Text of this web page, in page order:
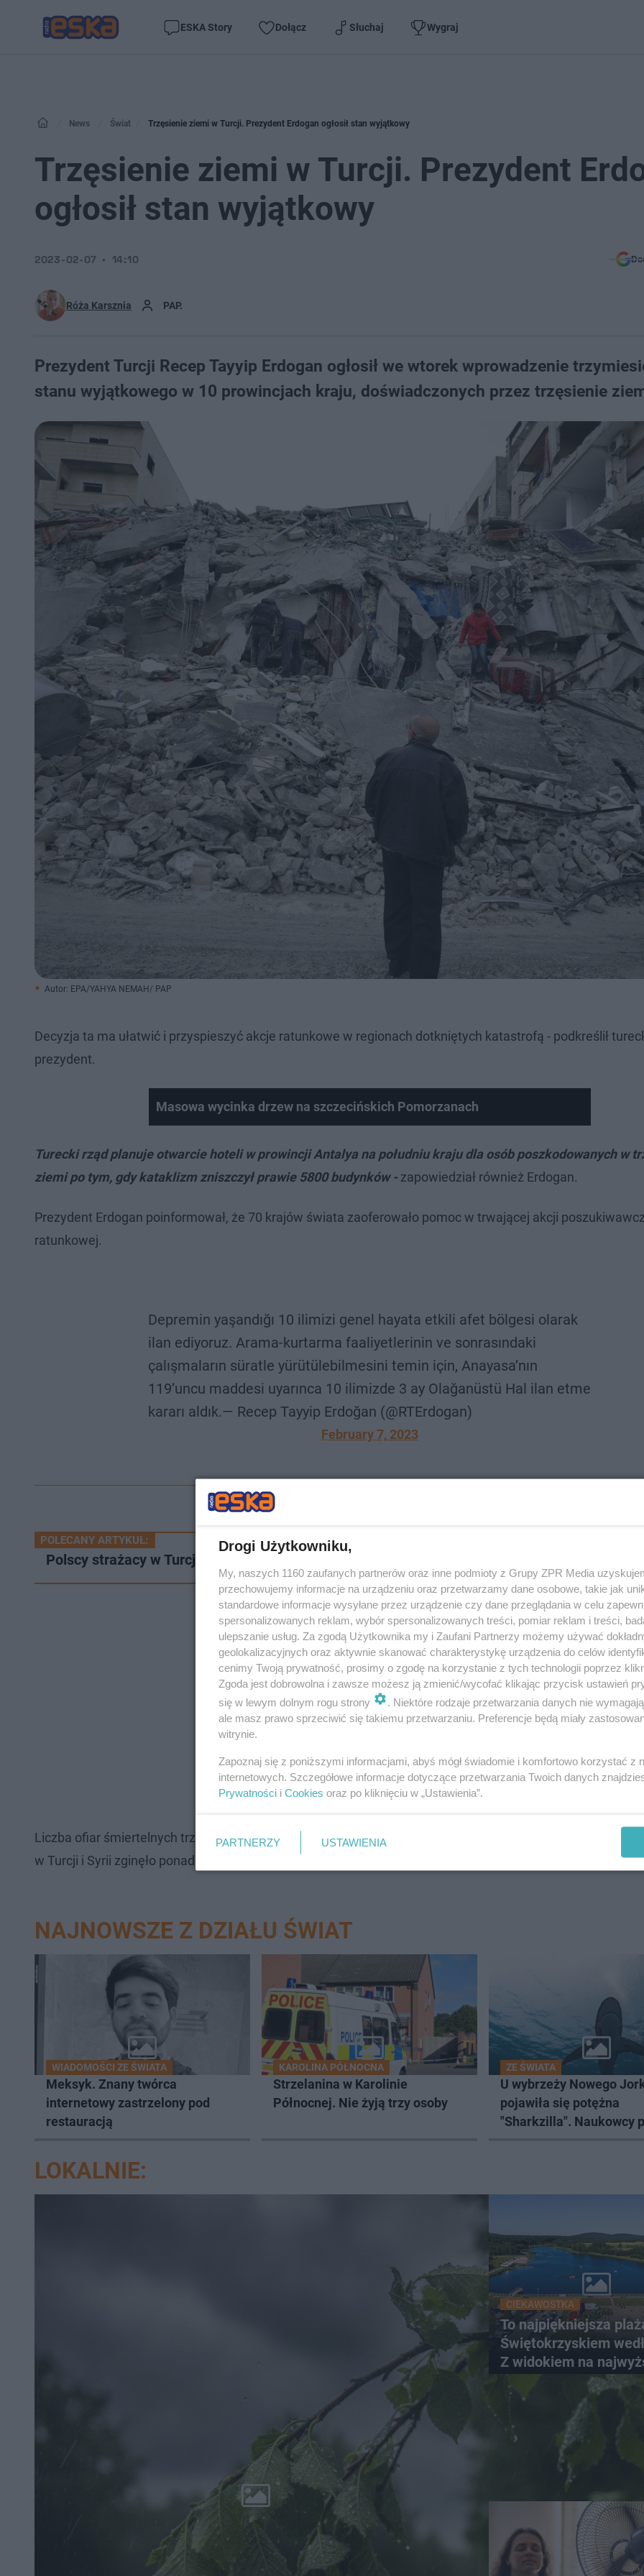
ESKA Story Dołącz Słuchaj Wygraj
News Świat Trzęsienie ziemi w Turcji. Prezydent Erdogan ogłosił stan wyjątkowy
Trzęsienie ziemi w Turcji. Prezydent
ogłosił stan wyjątkowy
Róża Karsznia PAP.
2023-02-07 14:10
Prezydent Turcji Recep Tayyip Erdogan ogłosił we wtorek wprowadzenie
stanu wyjątkowego w 10 prowincjach kraju, doświadczonych przez trzęsienie
Autor: EPA/YAHYA NEMAH/ PAP
Decyzja ta ma ułatwić i przyspieszyć akcje ratunkowe w regionach dotkniętych katastrofą - podkreślił
prezydent.
Masowa wycinka drzew na szczecińskich Pomorzanach
Turecki rząd planuje otwarcie hoteli w prowincji Antalya na południu kraju dla osób poszkodowanych w
ziemi po tym, gdy kataklizm zniszczył prawie 5800 budynków - zapowiedział również Erdogan.
Prezydent Erdogan poinformował, że 70 krajów świata zaoferowało pomoc w trwającej akcji
ratunkowej.
Depremin yaşandığı 10 ilimizi genel hayata etkili afet bölgesi olarak
ilan ediyoruz. Arama-kurtarma faaliyetlerinin ve sonrasındaki
çalışmaların süratle yürütülebilmesini temin için, Anayasa’nın
119’uncu maddesi uyarınca 10 ilimizde 3 ay Olağanüstü Hal ilan etme
kararı aldık.— Recep Tayyip Erdoğan (@RTErdogan)
February 7, 2023
POLECANY ARTYKUŁ:
Polscy strażacy w Turcji. "Największym zagrożeniem dla ratowników są wtórne wst…
Liczba ofiar śmiertelnych trzęsień ziemi wzrosła do 3549 osób - przekazał turecki przywódca. Oznacza to,
w Turcji i Syrii zginęło ponad 5100 osób. Wcześniej Turcja informowała o 3419 ofiarach śmiertelnych w
NAJNOWSZE Z DZIAŁU ŚWIAT
WIADOMOŚCI ZE ŚWIATA
Meksyk. Znany twórca
internetowy zastrzelony pod
restauracją
KAROLINA PÓŁNOCNA
Strzelanina w Karolinie
Północnej. Nie żyją trzy osoby
ZE ŚWIATA
U wybrzeży Nowego
pojawiła się potężna
"Sharkzilla". Naukowcy
LOKALNIE:
CIEKAWOSTKA
To najpiękniejsza
Świętokrzyskiem
Z widokiem na
szczyt Gór
Drogi Użytkowniku,
My, naszych 1160 zaufanych partnerów oraz inne podmioty z Grupy ZPR Media
przechowujemy informacje na urządzeniu oraz przetwarzamy dane osobowe, takie jak
standardowe informacje wysyłane przez urządzenie czy dane przeglądania w celu
spersonalizowanych reklam, wybór spersonalizowanych treści, pomiar reklam i treści,
ulepszanie usług. Za zgodą Użytkownika my i Zaufani Partnerzy możemy używać
geolokalizacyjnych oraz aktywnie skanować charakterystykę urządzenia do celów
cenimy Twoją prywatność, prosimy o zgodę na korzystanie z tych technologii poprzez
Zgoda jest dobrowolna i zawsze możesz ją zmienić/wycofać klikając przycisk ustawień
się w lewym dolnym rogu strony
. Niektóre rodzaje przetwarzania danych nie
ale masz prawo sprzeciwić się takiemu przetwarzaniu. Preferencje będą miały
witrynie.
Zapoznaj się z poniższymi informacjami, abyś mógł świadomie i komfortowo korzystać z
internetowych. Szczegółowe informacje dotyczące przetwarzania Twoich danych
Prywatności i Cookies oraz po kliknięciu w „Ustawienia”.
PARTNERZY USTAWIENIA